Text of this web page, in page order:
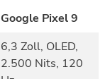
Google Pixel 9
6,3 Zoll, OLED,
2.500 Nits, 120